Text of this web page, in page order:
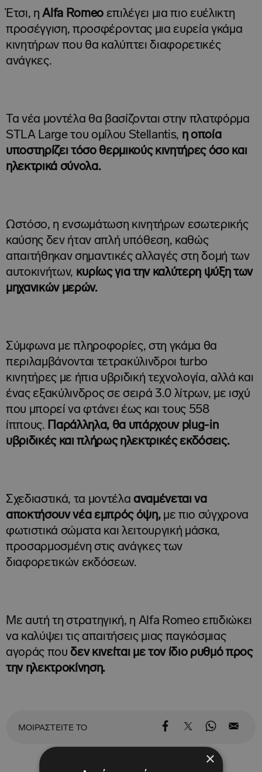
Έτσι, ηAlfa Romeo επιλέγει μια πιο ευέλικτη
προσέγγιση, προσφέροντας μια ευρεία γκάμα
κινητήρων που θα καλύπτει διαφορετικές
ανάγκες.
Τα νέα μοντέλα θα βασίζονται στην πλατφόρμα
STLA Large του ομίλου Stellantis, η οποία
υποστηρίζει τόσο θερμικούς κινητήρες όσο και
ηλεκτρικά σύνολα.
Ωστόσο, η ενσωμάτωση κινητήρων εσωτερικής
καύσης δεν ήταν απλή υπόθεση, καθώς
απαιτήθηκαν σημαντικές αλλαγές στη δομή των
αυτοκινήτων, κυρίως για την καλύτερη ψύξη των
μηχανικών μερών.
Σύμφωνα με πληροφορίες, στη γκάμα θα
περιλαμβάνονται τετρακύλινδροι turbo
κινητήρες με ήπια υβριδική τεχνολογία, αλλά και
ένας εξακύλινδρος σε σειρά 3.0 λίτρων, με ισχύ
που μπορεί να φτάνει έως και τους 558
ίππους. Παράλληλα, θα υπάρχουν plug-in
υβριδικές και πλήρως ηλεκτρικές εκδόσεις.
Σχεδιαστικά, τα μοντέλα αναμένεται να
αποκτήσουν νέα εμπρός όψη, με πιο σύγχρονα
φωτιστικά σώματα και λειτουργική μάσκα,
προσαρμοσμένη στις ανάγκες των
διαφορετικών εκδόσεων.
Με αυτή τη στρατηγική, η Alfa Romeo επιδιώκει
να καλύψει τις απαιτήσεις μιας παγκόσμιας
αγοράς πουδεν κινείται με τον ίδιο ρυθμό προς
την ηλεκτροκίνηση.
ΜΟΙΡΑΣΤΕΙΤΕ ΤΟ
×